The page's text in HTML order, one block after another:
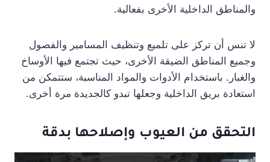
والمناطق الداخلية الأخرى بفعالية.
لا تنس أن تركز على تلميع وتنظيف المسامير والفصول
وجميع المناطق الضيقة الأخرى، حيث تجتمع فيها الأوساخ
والغبار. باستخدام الأدوات والمواد المناسبة، ستتمكن من
استعادة بريق الداخلية وجعلها تبدو كالجديدة مرة أخرى.
التحقق من العيوب وإصلاحها بدقة